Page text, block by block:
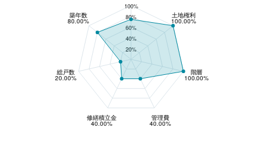
100%
築年数
80.00%
総戸数
20.00%
修繕積立金
40.00%
管理費
40.00%
階層
100.00%
土地権利
100.00%
80%
60%
40%
20%